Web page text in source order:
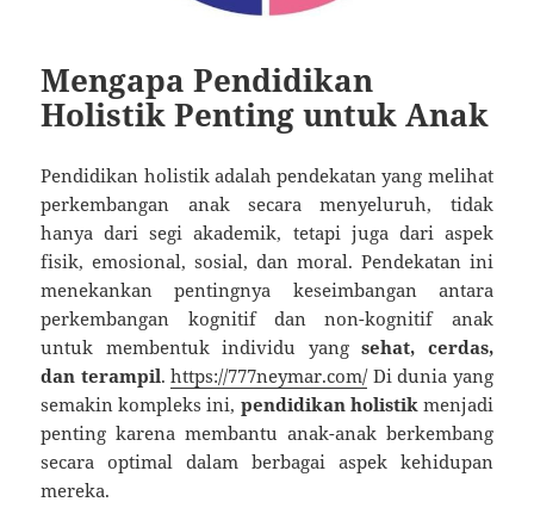
Mengapa Pendidikan
Holistik Penting untuk Anak
Pendidikan holistik adalah pendekatan yang melihat
perkembangan anak secara menyeluruh, tidak
hanya dari segi akademik, tetapi juga dari aspek
fisik, emosional, sosial, dan moral. Pendekatan ini
menekankan pentingnya keseimbangan antara
perkembangan kognitif dan non-kognitif anak
untuk membentuk individu yangsehat, cerdas,
dan terampil.https://777neymar.com/Di dunia yang
semakin kompleks ini, pendidikan holistik menjadi
penting karena membantu anak-anak berkembang
secara optimal dalam berbagai aspek kehidupan
mereka.